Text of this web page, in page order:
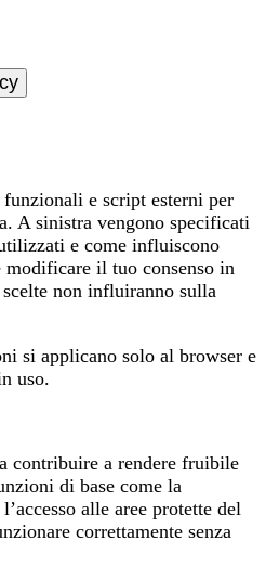
e script esterni per
A sinistra vengono specificati
e come influiscono
il tuo consenso in
non influiranno sulla
si applicano solo al browser e
uso.
contribuire a rendere fruibile
di base come la
alle aree protette del
correttamente senza